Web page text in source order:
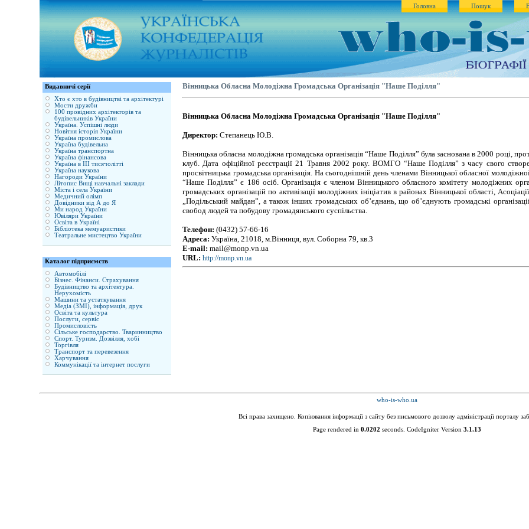
Пошук
Головна
Вінницька Обласна Молодіжна Громадська Організація "Наше Поділля"
Вінницька Обласна Молодіжна Громадська Організація "Наше Поділля"
Директор: Степанець Ю.В.
Вінницька обласна молодіжна громадська організація “Наше Поділля” була заснована в 2000 році,
клуб. Дата офіційної реєстрації 21 Травня 2002 року. ВОМГО “Наше Поділля” з часу свого
просвітницька громадська організація. На сьогоднішній день членами Вінницької обласної молодіжної
“Наше Поділля” є 186 осіб. Організація є членом Вінницького обласного комітету молодіжних
громадських організацій по активізації молодіжних ініціатив в районах Вінницької області,
„Подільський майдан”, а також інших громадських об’єднань, що об’єднують громадські
свобод людей та побудову громадянського суспільства.
Телефон: (0432) 57-66-16
Адреса: Україна, 21018, м.Вінниця, вул. Соборна 79, кв.3
E-mail: mail@monp.vn.ua
URL: http://monp.vn.ua
Видавничі серії
Хто є хто в будівництві та архітектурі
Мости дружби
100 провідних архітекторів та
будівельників України
Україна. Успішні люди
Новітня історія України
Україна промислова
Україна будівельна
Україна транспортна
Україна фінансова
Україна в ІІІ тисячолітті
Україна наукова
Нагороди України
Літопис Вищі навчальні заклади
Міста і села України
Медичний олімп
Довідники від А до Я
Ми народ України
Ювіляри України
Освіта в Україні
Бібліотека мемуаристики
Театральне мистецтво України
Каталог підприємств
Автомобілі
Бізнес. Фінанси. Страхування
Будівництво та архітектура.
Нерухомість
Машини та устаткування
Медіа (ЗМІ), інформація, друк
Освіта та культура
Послуги, сервіс
Промисловість
Сільське господарство. Тваринництво
Спорт. Туризм. Дозвілля, хобі
Торгівля
Транспорт та перевезення
Харчування
Коммунікації та інтернет послуги
who-is-who.ua
Всі права захищено. Копіювання інформації з сайту без письмового дозволу адміністрації порталу
Page rendered in 0.0202 seconds. CodeIgniter Version 3.1.13